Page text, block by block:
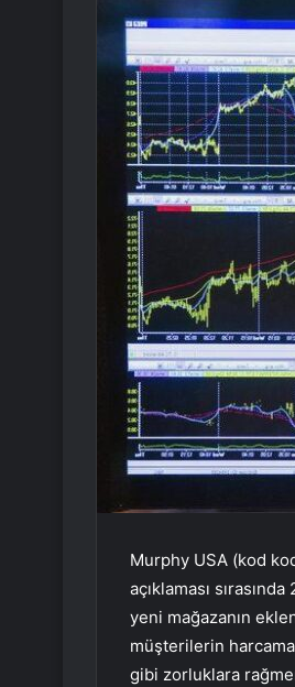
Murphy USA (kod
açıklaması
yeni mağazanın
müşterilerin
gibi zorluklara